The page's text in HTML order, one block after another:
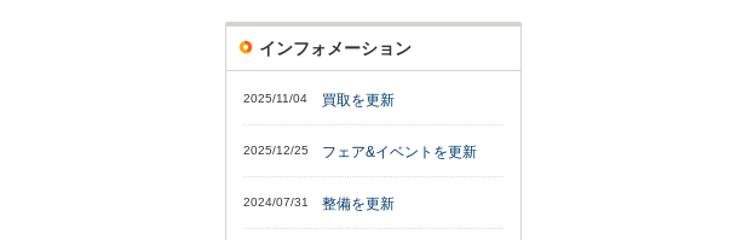
インフォメーション
2025/11/04 買取を更新
2025/12/25 フェア&イベントを更新
2024/07/31 整備を更新